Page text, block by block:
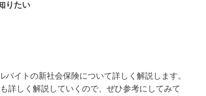
りたい
イトの新社会保険について詳しく解説します。
詳しく解説していくので、ぜひ参考にしてみて